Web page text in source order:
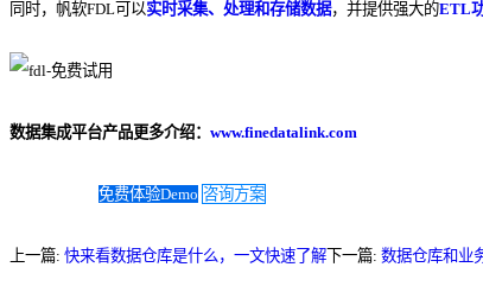
同时，帆软FDL可以实时采集、处理和存储数据，并提供强大的ETL
数据集成平台产品更多介绍： www.finedatalink.com
免费体验Demo 咨询方案
上一篇: 快来看数据仓库是什么，一文快速了解 下一篇: 数据仓库和业